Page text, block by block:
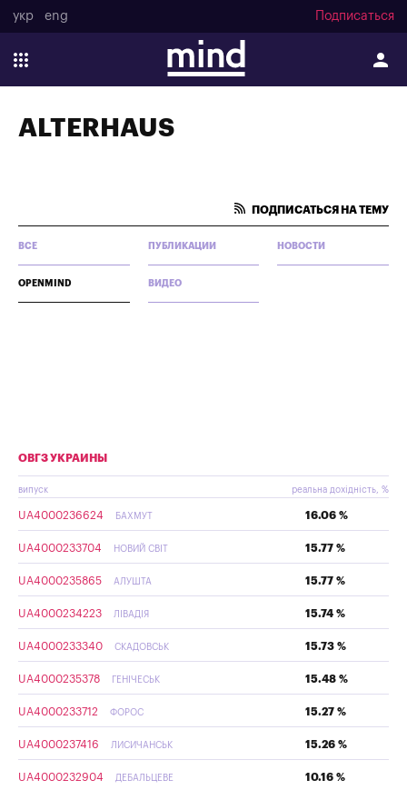
укр eng Подписаться
ALTERHAUS
ПОДПИСАТЬСЯ НА ТЕМУ
ВСЕ ПУБЛИКАЦИИ НОВОСТИ
OPENMIND ВИДЕО
ОВГЗ УКРАИНЫ
випуск реальна дохідність, %
UA4000236624 БАХМУТ 16.06 %
UA4000233704 НОВИЙ СВІТ 15.77 %
UA4000235865 АЛУШТА 15.77 %
UA4000234223 ЛІВАДІЯ 15.74 %
UA4000233340 СКАДОВСЬК 15.73 %
UA4000235378 ГЕНІЧЕСЬК 15.48 %
UA4000233712 ФОРОС 15.27 %
UA4000237416 ЛИСИЧАНСЬК 15.26 %
UA4000232904 ДЕБАЛЬЦЕВЕ 10.16 %